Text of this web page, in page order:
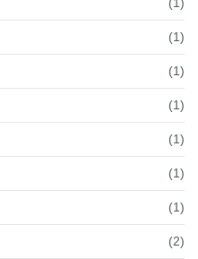
(1)
(1)
(1)
(1)
(1)
(1)
(2)